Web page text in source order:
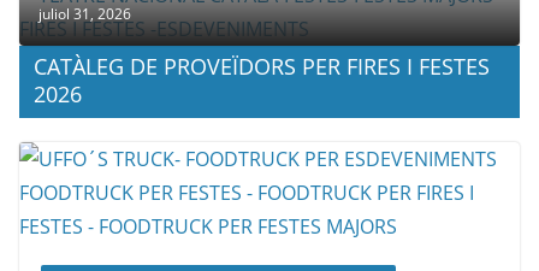
juliol 31, 2026
CATÀLEG DE PROVEÏDORS PER FIRES I FESTES
2026